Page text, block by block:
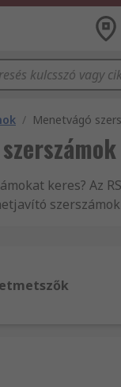
/ Menetvágó
keres? Az